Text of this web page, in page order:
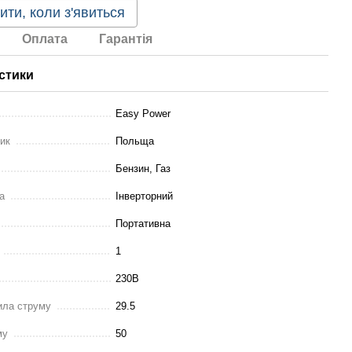
коли з'явиться
Оплата Гарантія
Easy Power
Польща
Бензин, Газ
Інверторний
Портативна
1
230В
струму 29.5
50